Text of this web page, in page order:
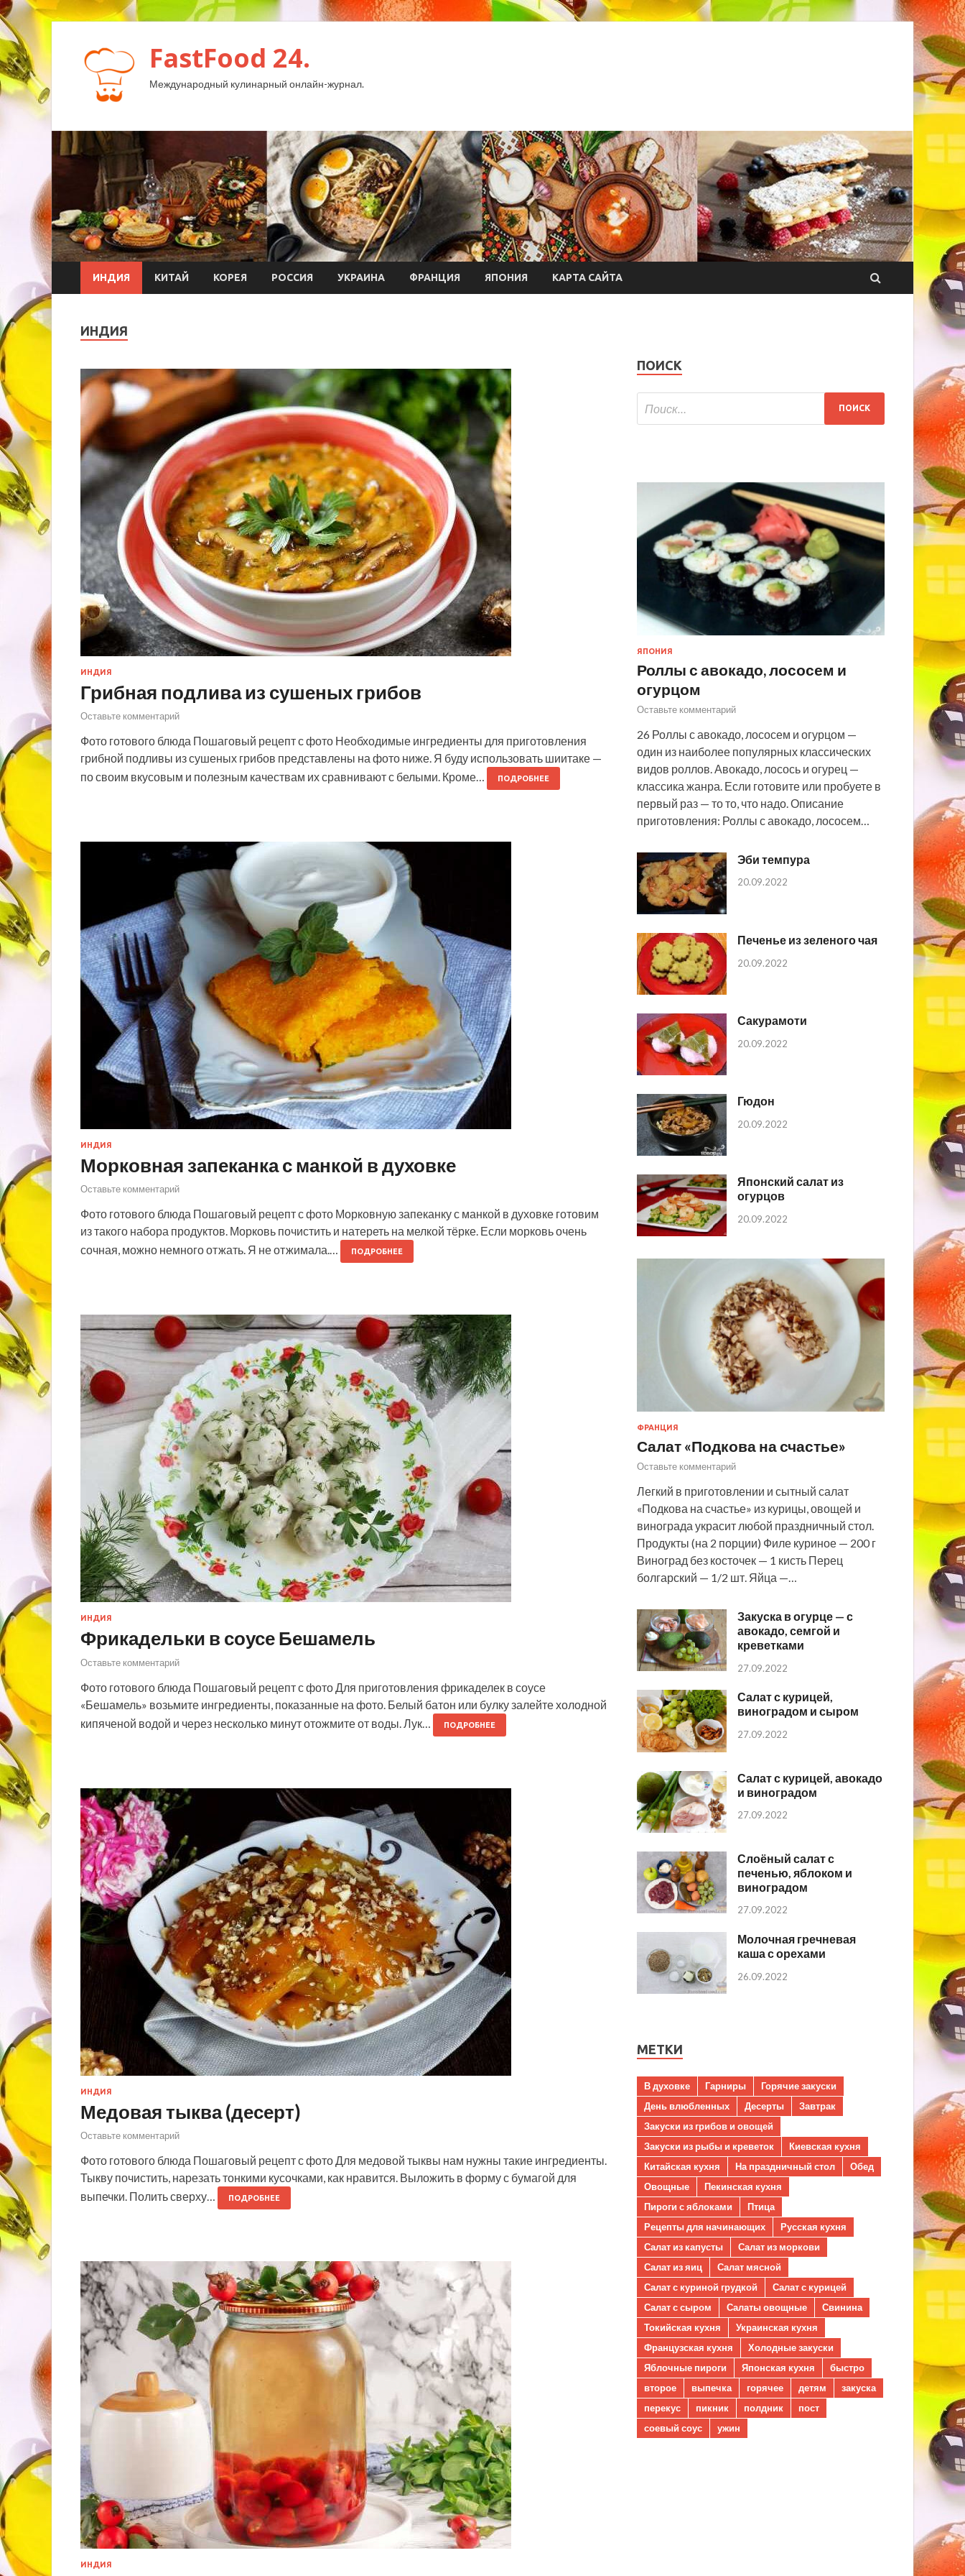
FastFood 24.
Международный кулинарный онлайн-журнал.
ИНДИЯ КИТАЙ КОРЕЯ РОССИЯ УКРАИНА ФРАНЦИЯ ЯПОНИЯ КАРТА САЙТА
ИНДИЯ
ИНДИЯ
Грибная подлива из сушеных грибов
Оставьте комментарий
Фото готового блюда Пошаговый рецепт с фото Необходимые ингредиенты для приготовления
грибной подливы из сушеных грибов представлены на фото ниже. Я буду использовать шиитаке —
по своим вкусовым и полезным качествам их сравнивают с белыми. Кроме…
ПОДРОБНЕЕ
ИНДИЯ
Морковная запеканка с манкой в духовке
Оставьте комментарий
Фото готового блюда Пошаговый рецепт с фото Морковную запеканку с манкой в духовке готовим
из такого набора продуктов. Морковь почистить и натереть на мелкой тёрке. Если морковь очень
сочная, можно немного отжать. Я не отжимала.…
ПОДРОБНЕЕ
ИНДИЯ
Фрикадельки в соусе Бешамель
Оставьте комментарий
Фото готового блюда Пошаговый рецепт с фото Для приготовления фрикаделек в соусе
«Бешамель» возьмите ингредиенты, показанные на фото. Белый батон или булку залейте холодной
кипяченой водой и через несколько минут отожмите от воды. Лук…
ПОДРОБНЕЕ
ИНДИЯ
Медовая тыква (десерт)
Оставьте комментарий
Фото готового блюда Пошаговый рецепт с фото Для медовой тыквы нам нужны такие ингредиенты.
Тыкву почистить, нарезать тонкими кусочками, как нравится. Выложить в форму с бумагой для
выпечки. Полить сверху…
ПОДРОБНЕЕ
ИНДИЯ
ПОИСК
ЯПОНИЯ
Роллы с авокадо, лососем и
огурцом
Оставьте комментарий
26 Роллы с авокадо, лососем и огурцом —
один из наиболее популярных классических
видов роллов. Авокадо, лосось и огурец —
классика жанра. Если готовите или пробуете в
первый раз — то то, что надо. Описание
приготовления: Роллы с авокадо, лососем…
Эби темпура
20.09.2022
Печенье из зеленого чая
20.09.2022
Сакурамоти
20.09.2022
Гюдон
20.09.2022
Японский салат из
огурцов
20.09.2022
ФРАНЦИЯ
Салат «Подкова на счастье»
Оставьте комментарий
Легкий в приготовлении и сытный салат
«Подкова на счастье» из курицы, овощей и
винограда украсит любой праздничный стол.
Продукты (на 2 порции) Филе куриное — 200 г
Виноград без косточек — 1 кисть Перец
болгарский — 1/2 шт. Яйца —…
Закуска в огурце — с
авокадо, семгой и
креветками
27.09.2022
Салат с курицей,
виноградом и сыром
27.09.2022
Салат с курицей, авокадо
и виноградом
27.09.2022
Слоёный салат с
печенью, яблоком и
виноградом
27.09.2022
Молочная гречневая
каша с орехами
26.09.2022
МЕТКИ
В духовке Гарниры
Горячие закуски
День влюбленных
Десерты
Завтрак
Закуски из грибов и овощей
Закуски из рыбы и креветок
Киевская кухня
Китайская кухня
На праздничный стол
Обед
Овощные
Пекинская кухня
Пироги с яблоками
Птица
Рецепты для начинающих
Русская кухня
Салат из капусты
Салат из моркови
Салат из яиц
Салат мясной
Салат с куриной грудкой
Салат с курицей
Салат с сыром
Салаты овощные
Свинина
Токийская кухня
Украинская кухня
Французская кухня
Холодные закуски
Яблочные пироги
Японская кухня
быстро
второе
выпечка горячее детям
закуска
перекус
пикник полдник
пост
соевый соус
ужин